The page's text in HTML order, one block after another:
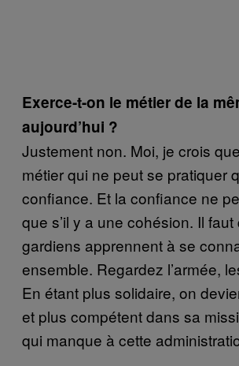
Exerce-t-on le métier de la
aujourd’hui ?
Justement non. Moi, je crois
métier qui ne peut se pratiquer
confiance. Et la confiance ne
que s’il y a une cohésion. Il faut
gardiens apprennent à se
ensemble. Regardez l’armée,
En étant plus solidaire, on
et plus compétent dans sa
qui manque à cette